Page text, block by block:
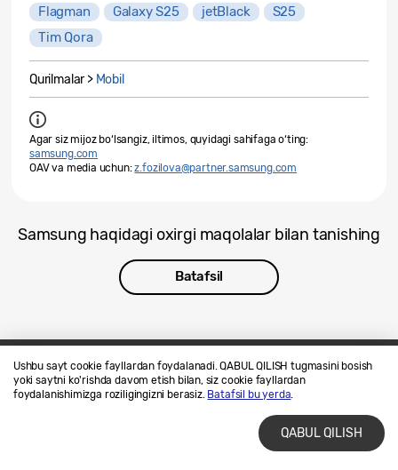
Ushbu sayt cookie fayllardan foydalanadi. QABUL QILISH tugmasini bosish
yoki saytni ko'rishda davom etish bilan, siz cookie fayllardan
foydalanishimizga roziligingizni berasiz. Batafsil bu yerda.
QABUL QILISH
Flagman Galaxy S25 jetBlack
S25
Tim Qora
Qurilmalar > Mobil
Agar siz mijoz bo‘lsangiz, iltimos, quyidagi sahifaga o‘ting:
samsung.com
OAV va media uchun:z.fozilova@partner.samsung.com
Samsung haqidagi oxirgi maqolalar bilan tanishing
Batafsil
Biz bilan bogʻlaning
SAMSUNG.COM